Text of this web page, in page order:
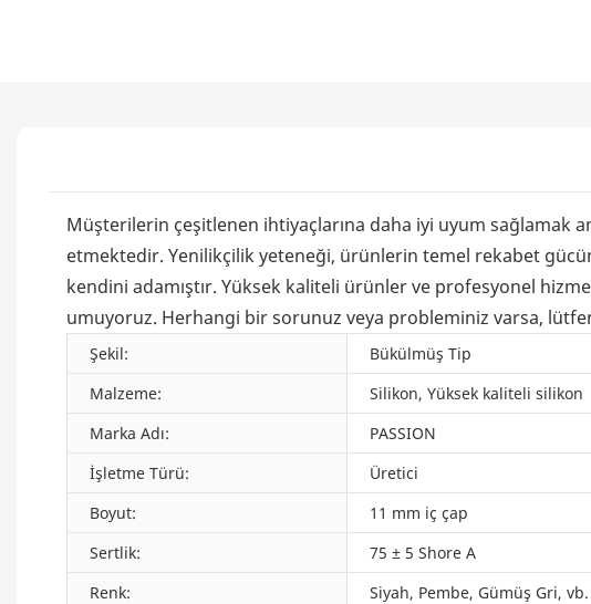
Müşterilerin çeşitlenen ihtiyaçlarına daha iyi uyum sağlamak
etmektedir. Yenilikçilik yeteneği, ürünlerin temel rekabet
kendini adamıştır. Yüksek kaliteli ürünler ve profesyonel
umuyoruz. Herhangi bir sorunuz veya probleminiz varsa,
Şekil: Bükülmüş Tip
Malzeme:
Silikon, Yüksek kaliteli silikon
Marka Adı:
PASSION
İşletme Türü:
Üretici
Boyut:
11 mm iç çap
Sertlik:
75 ± 5 Shore A
Renk:
Siyah, Pembe, Gümüş Gri, vb.